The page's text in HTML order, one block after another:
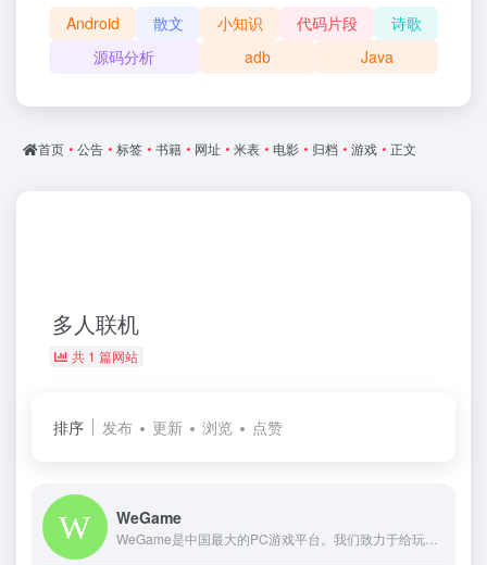
Android 散文 小知识 代码片段
诗歌
源码分析
adb Java
首页 • 公告 • 标签 • 书籍 • 网址 • 米表 • 电影 • 归档 • 游戏 • 正文
多人联机
共 1 篇网站
排序 发布 更新 浏览 点赞
WeGame